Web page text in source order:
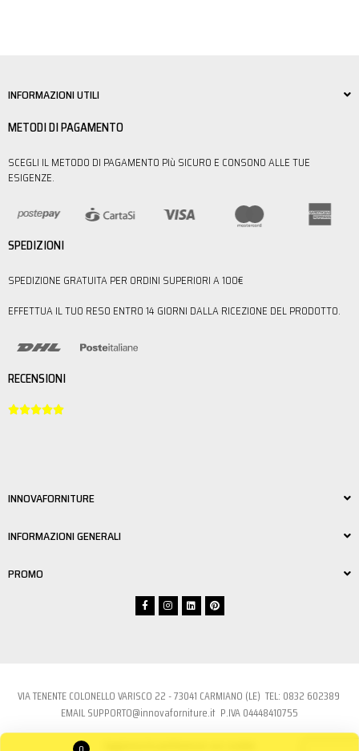
INFORMAZIONI UTILI
METODI DI PAGAMENTO
SCEGLI IL METODO DI PAGAMENTO PIù SICURO E CONSONO ALLE TUE
ESIGENZE.
SPEDIZIONI
SPEDIZIONE GRATUITA PER ORDINI SUPERIORI A 100€
EFFETTUA IL TUO RESO ENTRO 14 GIORNI DALLA RICEZIONE DEL PRODOTTO.
RECENSIONI

INNOVAFORNITURE
INFORMAZIONI GENERALI
PROMO
VIA TENENTE COLONELLO VARISCO 22 - 73041 CARMIANO (LE) TEL: 0832 602389
EMAILSUPPORTO@innovaforniture.it P.IVA 04448410755